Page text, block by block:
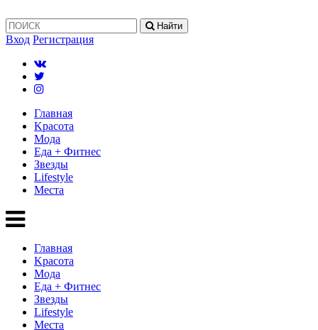
Найти
Вход Регистрация
Главная
Kрасота
Мода
Еда + Фитнес
Звезды
Lifestyle
Mеста
Главная
Kрасота
Мода
Еда + Фитнес
Звезды
Lifestyle
Mеста